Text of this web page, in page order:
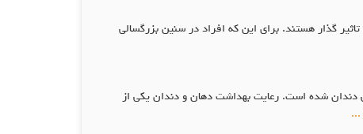
گذار هستند. برای این که افراد در سنین بزرگسالی
دندان شده است. رعایت بهداشت دهان و دندان یکی از
...